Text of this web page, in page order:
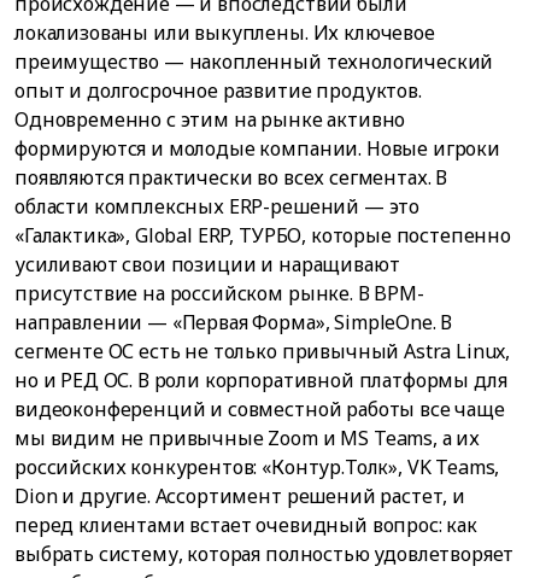
локализованы или выкуплены. Их ключевое
преимущество — накопленный технологический
опыт и долгосрочное развитие продуктов.
Одновременно с этим на рынке активно
формируются и молодые компании. Новые игроки
появляются практически во всех сегментах. В
области комплексных ERP-решений — это
«Галактика», Global ERP, ТУРБО, которые постепенно
усиливают свои позиции и наращивают
присутствие на российском рынке. В BPM-
направлении — «Первая Форма», SimpleOne. В
сегменте ОС есть не только привычный Astra Linux,
но и РЕД ОС. В роли корпоративной платформы для
видеоконференций и совместной работы все чаще
мы видим не привычные Zoom и MS Teams, а их
российских конкурентов: «Контур.Толк», VK Teams,
Dion и другие. Ассортимент решений растет, и
перед клиентами встает очевидный вопрос: как
выбрать систему, которая полностью удовлетворяет